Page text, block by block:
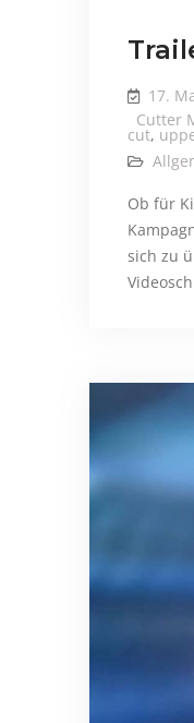
17.
Cutter
cut,
Ob für
sich zu